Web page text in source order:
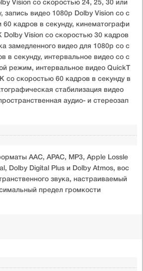
Vision со скоростью 24, 25, 30 или
запись видео 1080p Dolby Vision со с
60 кадров в секунду, кинематографи
Vision со скоростью 30 кадров
замедленного видео для 1080p со с
в секунду, интервальное видео со с
режим, интервальное видео QuickT
со скоростью 60 кадров в секунду в
стабилизация видео
аудио- и стереозап
AAC, APAC, MP3, Apple Lossle
Dolby Digital Plus и Dolby Atmos, вос
звука, настраиваемый
предел громкости